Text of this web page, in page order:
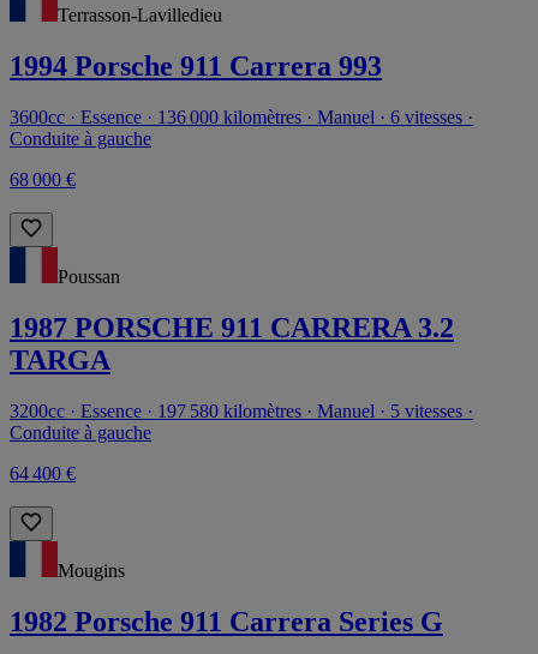
Terrasson-Lavilledieu
1994 Porsche 911 Carrera 993
3600cc · Essence · 136 000 kilomètres · Manuel · 6 vitesses ·
Conduite à gauche
68 000 €
Poussan
1987 PORSCHE 911 CARRERA 3.2
TARGA
3200cc · Essence · 197 580 kilomètres · Manuel · 5 vitesses ·
Conduite à gauche
64 400 €
Mougins
1982 Porsche 911 Carrera Series G